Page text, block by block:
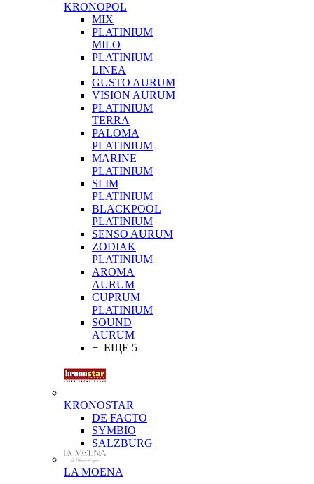
KRONOPOL
MIX
PLATINIUM
MILO
PLATINIUM
LINEA
GUSTO AURUM
VISION AURUM
PLATINIUM
TERRA
PALOMA
PLATINIUM
MARINE
PLATINIUM
SLIM
PLATINIUM
BLACKPOOL
PLATINIUM
SENSO AURUM
ZODIAK
PLATINIUM
AROMA
AURUM
CUPRUM
PLATINIUM
SOUND
AURUM
+ ЕЩЕ 5
KRONOSTAR
DE FACTO
SYMBIO
SALZBURG
LA MOENA